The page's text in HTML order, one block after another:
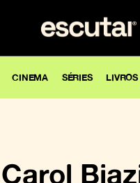
CINEMA SÉRIES LIVROS